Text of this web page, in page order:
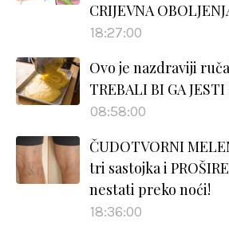
CRIJEVNA
18:27:00
Ovo je nazdraviji
TREBALI BI GA
08:58:00
ČUDOTVORNI
tri sastojka i
nestati preko noći!
18:36:00